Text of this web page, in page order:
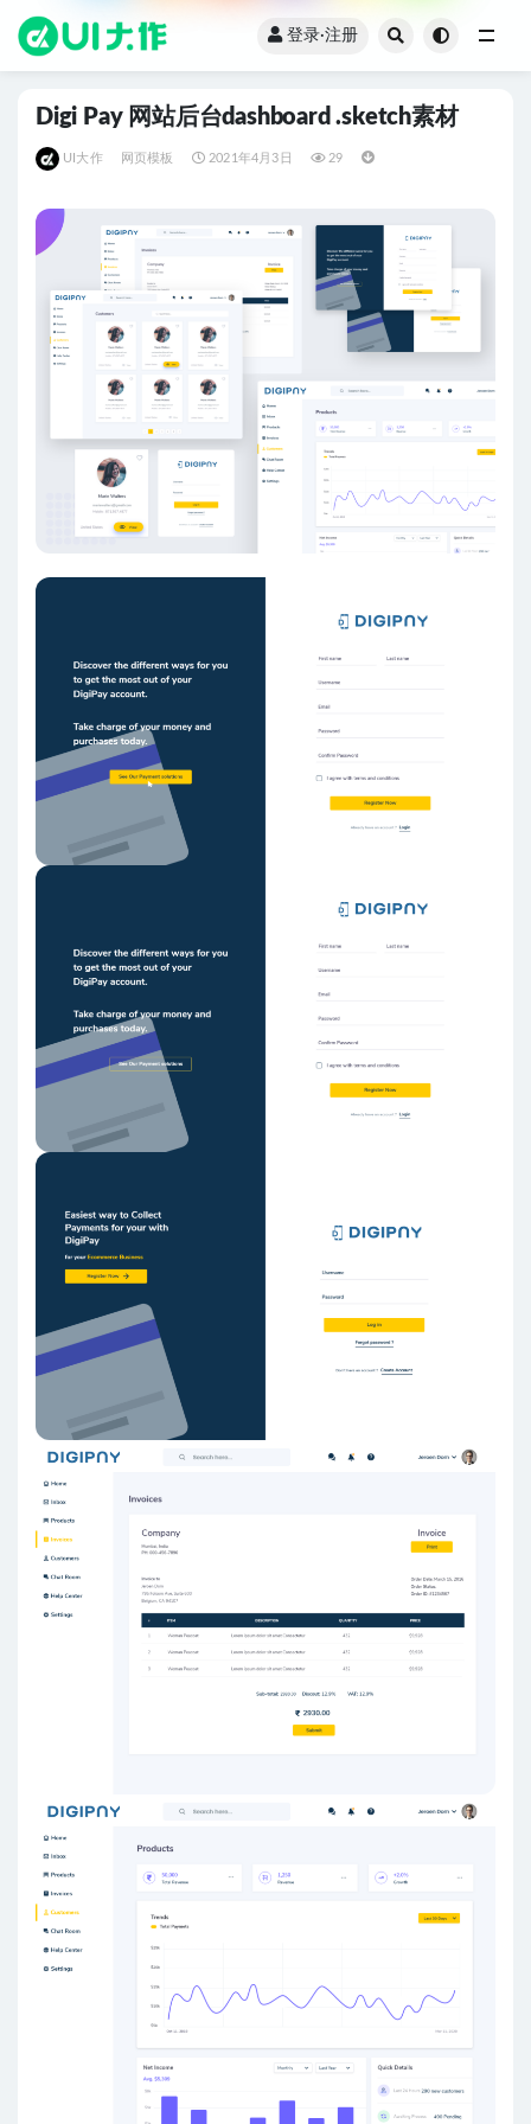
登录·注册
Digi Pay 网站后台dashboard .sketch素材
UI大作 网页模板 2021年4月3日 29